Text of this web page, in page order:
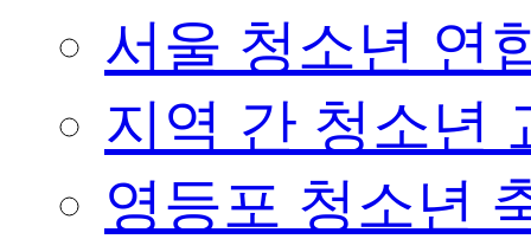
서울 청소년 연
지역 간 청소년
영등포 청소년